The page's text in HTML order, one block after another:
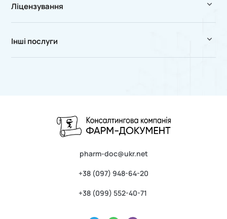
Ліцензування
Інші послуги
pharm-doc@ukr.net
+38 (097) 948-64-20
+38 (099) 552-40-71